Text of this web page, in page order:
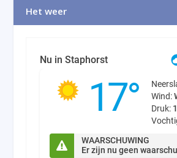
Het weer